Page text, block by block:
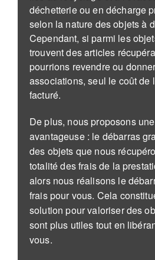
déchetterie ou en décharge
selon la nature des objets à
Cependant, si parmi les
trouvent des articles
pourrions revendre ou
associations, seul le coût de
facturé.
De plus, nous proposons
avantageuse : le débarras
des objets que nous
totalité des frais de la
alors nous réalisons le
frais pour vous. Cela
solution pour valoriser des
sont plus utiles tout en
vous.